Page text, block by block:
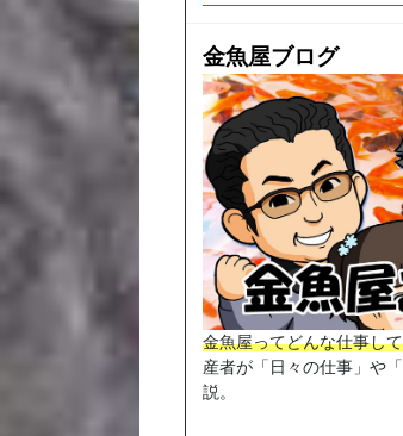
金魚屋ブログ
金魚屋ってどんな仕事し
産者が「日々の仕事」や
説。